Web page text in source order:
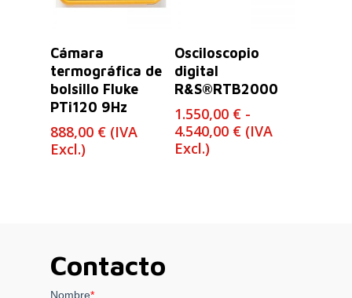
Cámara
termográfica de
bolsillo Fluke
PTi120 9Hz
888,00 € (IVA
Excl.)
Seleccionar
Opciones
Osciloscopio
digital
R&S®RTB2000
1.550,00 € -
4.540,00 €Rango
(IVA
Excl.)
Contacto